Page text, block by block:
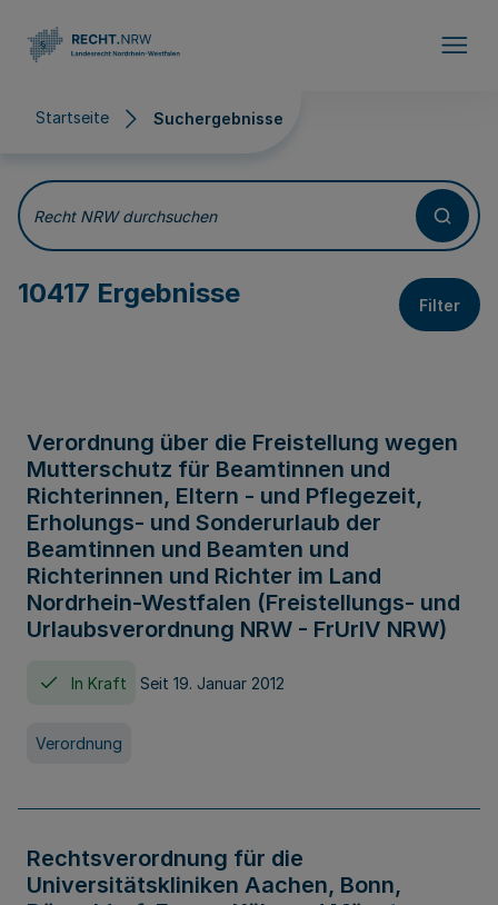
Startseite Suchergebnisse
Suchergebnisse
Recht NRW durchsuchen
10417 Ergebnisse Filter
Verordnung über die Freistellung wegen
Mutterschutz für Beamtinnen und
Richterinnen, Eltern - und Pflegezeit,
Erholungs- und Sonderurlaub der
Beamtinnen und Beamten und
Richterinnen und Richter im Land
Nordrhein-Westfalen (Freistellungs- und
Urlaubsverordnung NRW - FrUrlV NRW)
In Kraft Seit 19. Januar 2012
Verordnung
Rechtsverordnung für die
Universitätskliniken Aachen, Bonn,